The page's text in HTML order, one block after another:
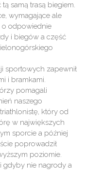
samą trasą biegiem.
wymagające ale
o odpowiednie
i biegów a część
sportowych zapewnił
i bramkami.
pomagali
naszego
który od
w największych
sporcie a później
poprowadził
poziomie.
gdyby nie nagrody a